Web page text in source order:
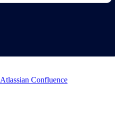
Atlassian Confluence